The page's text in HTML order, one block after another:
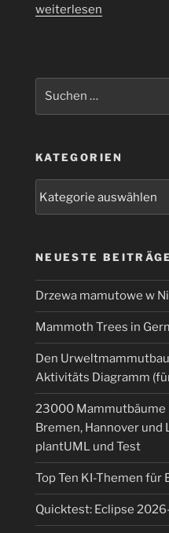
„.gitignore
weiterlesen
KATEGORIEN
NEUESTE
Drzewa mamutowe w
Mammoth Trees in
Den
Aktivitäts Diagramm
23000 Mammutbäume
Bremen, Hannover und
plantUML und Test
Top Ten KI-Themen für
Quicktest: Eclipse